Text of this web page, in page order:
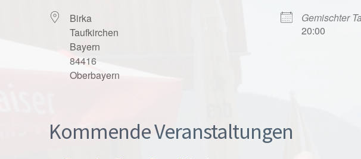
Birka
Taufkirchen
Bayern
84416
Oberbayern
Gemischter
20:00
Kommende Veranstaltungen